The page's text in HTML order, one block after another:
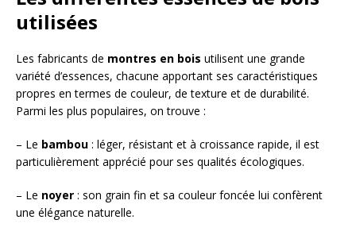
utilisées
Les fabricants de montres en bois utilisent une grande
variété d’essences, chacune apportant ses caractéristiques
propres en termes de couleur, de texture et de durabilité.
Parmi les plus populaires, on trouve :
– Le bambou : léger, résistant et à croissance rapide, il est
particulièrement apprécié pour ses qualités écologiques.
– Le noyer : son grain fin et sa couleur foncée lui confèrent
une élégance naturelle.